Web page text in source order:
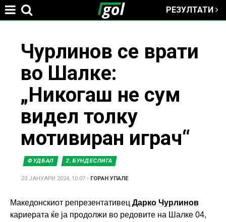
РЕЗУЛТАТИ
Чурлинов се врати
во Шалке:
„Никогаш не сум
видел толку
мотивиран играч“
ФУДБАЛ 2. БУНДЕСЛИГА
23 ЈАНУАРИ 2024, 10:07 • ГОРАН УПАЛЕ
Македонскиот репрезентативец Дарко Чурлинов
кариерата ќе ја продолжи во редовите на Шалке 04,